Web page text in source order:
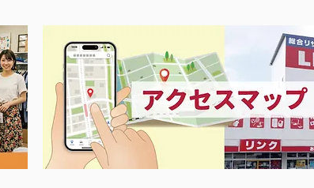
リール各種買取致しました♡